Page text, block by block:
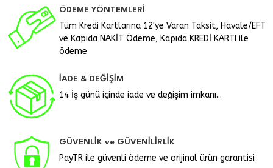
ÖDEME YÖNTEMLERİ
Tüm Kredi Kartlarına 12'ye Varan Taksit, Havale/EFT
ve Kapıda NAKİT Ödeme, Kapıda KREDİ KARTI ile
ödeme
İADE & DEĞİŞİM
14 İş günü içinde iade ve değişim imkanı...
GÜVENLİK ve GÜVENİLİRLİK
PayTR ile güvenli ödeme ve orijinal ürün garantisi